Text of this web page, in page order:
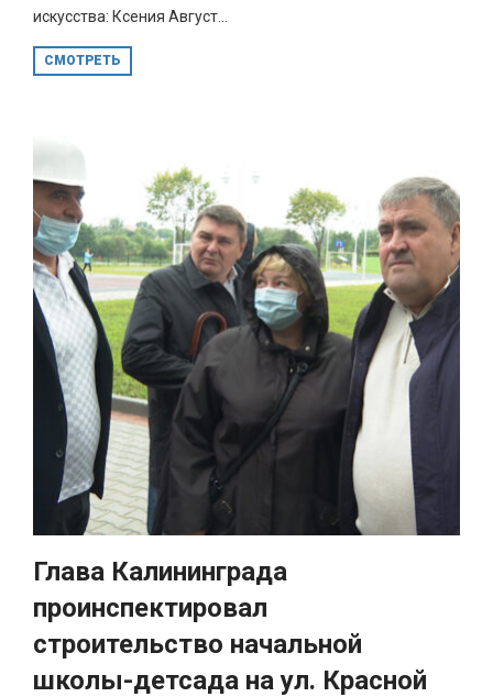
искусства: Ксения Август...
СМОТРЕТЬ
Глава Калининграда
проинспектировал
строительство начальной
школы-детсада на ул. Красной